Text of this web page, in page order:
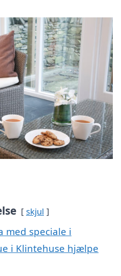
skjul
med speciale i
i Klintehuse hjælpe